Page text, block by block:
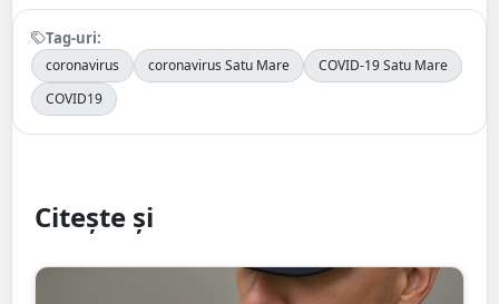
Tag-uri:
coronavirus coronavirus Satu Mare
COVID-19 Satu Mare
COVID19
Citește și